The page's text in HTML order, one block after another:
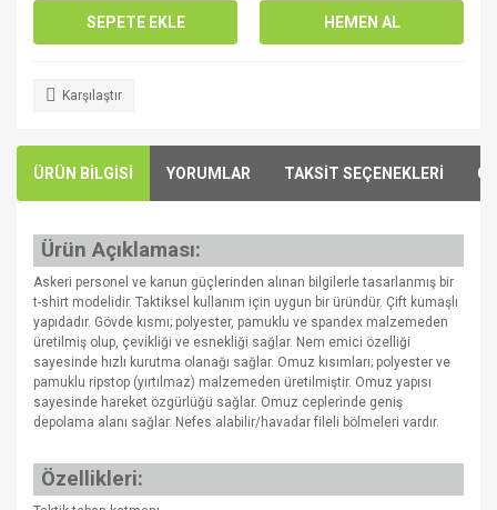
SEPETE EKLE HEMEN AL
Karşılaştır
ÜRÜN BİLGİSİ YORUMLAR TAKSİT SEÇENEKLERİ
Ürün Açıklaması:
Askeri personel ve kanun güçlerinden alınan bilgilerle tasarlanmış bir
t-shirt modelidir. Taktiksel kullanım için uygun bir üründür. Çift kumaşlı
yapıdadır. Gövde kısmı; polyester, pamuklu ve spandex malzemeden
üretilmiş olup, çevikliği ve esnekliği sağlar. Nem emici özelliği
sayesinde hızlı kurutma olanağı sağlar. Omuz kısımları; polyester ve
pamuklu ripstop (yırtılmaz) malzemeden üretilmiştir. Omuz yapısı
sayesinde hareket özgürlüğü sağlar. Omuz ceplerinde geniş
depolama alanı sağlar. Nefes alabilir/havadar fileli bölmeleri vardır.
Özellikleri: